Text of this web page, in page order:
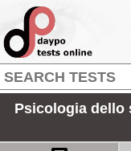
Psicologia dello